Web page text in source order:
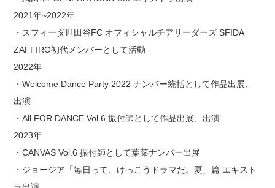
2021年~2022年
・スフィーダ世田谷FC オフィシャルチアリーダーズ SFIDA
ZAFFIRO初代メンバーとして活動
2022年
・Welcome Dance Party 2022 ナンバー統括として作品出展、
出演
・All FOR DANCE Vol.6 振付師として作品出展、出演
2023年
・CANVAS Vol.6 振付師として葉菜ナンバー出展
・ジョージア「毎日って、けっこうドラマだ。夏」篇 エキスト